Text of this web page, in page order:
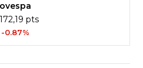
pts
-0.87%